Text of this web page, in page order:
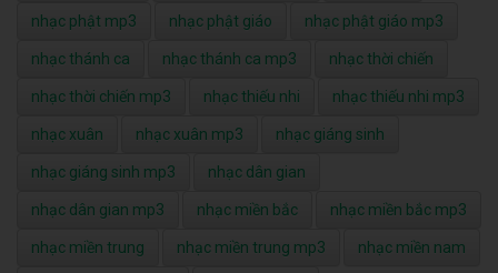
nhạc phật mp3 nhạc phật giáo nhạc phật giáo mp3
nhạc thánh ca nhạc thánh ca mp3 nhạc thời chiến
nhạc thời chiến mp3 nhạc thiếu nhi nhạc thiếu nhi mp3
nhạc xuân nhạc xuân mp3 nhạc giáng sinh
nhạc giáng sinh mp3 nhạc dân gian
nhạc dân gian mp3 nhạc miền bắc nhạc miền bắc mp3
nhạc miền trung nhạc miền trung mp3 nhạc miền nam